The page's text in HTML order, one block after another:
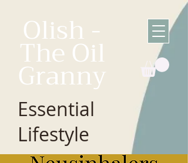
Olish -
The Oil
Granny
Essential
Lifestyle